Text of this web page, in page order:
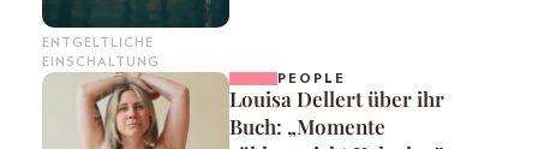
ENTGELTLICHE
EINSCHALTUNG
PEOPLE
Louisa Dellert über ihr
Buch: „Momente